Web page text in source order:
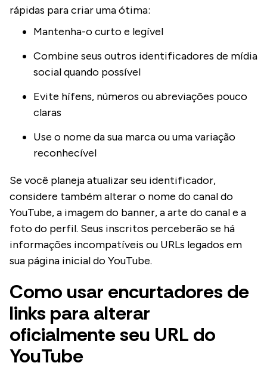
rápidas para criar uma ótima:
Mantenha-o curto e legível
Combine seus outros identificadores de mídia
social quando possível
Evite hífens, números ou abreviações pouco
claras
Use o nome da sua marca ou uma variação
reconhecível
Se você planeja atualizar seu identificador,
considere também alterar o nome do canal do
YouTube, a imagem do banner, a arte do canal e a
foto do perfil. Seus inscritos perceberão se há
informações incompatíveis ou URLs legados em
sua página inicial do YouTube.
Como usar encurtadores de
links para alterar
oficialmente seu URL do
YouTube